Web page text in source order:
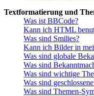
Textformatierung und
Was ist BBCode?
Kann ich HTML
Was sind Smilies?
Kann ich Bilder in
Was sind globale
Was sind
Was sind wichtige
Was sind
Was sind Themen-